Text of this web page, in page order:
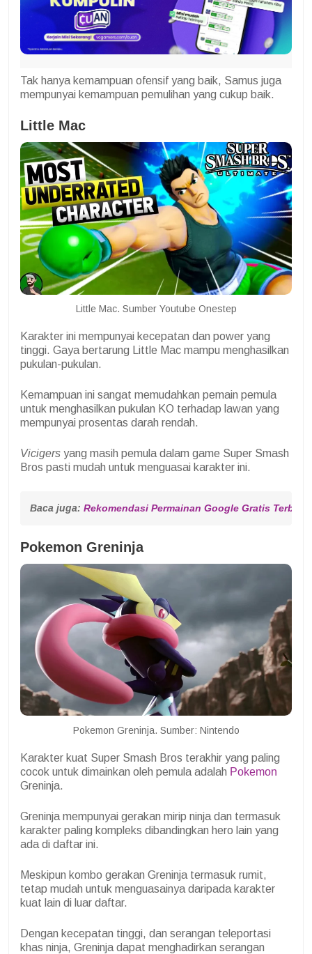
Tak hanya kemampuan ofensif yang baik, Samus juga
mempunyai kemampuan pemulihan yang cukup baik.
Little Mac
Little Mac. Sumber Youtube Onestep
Karakter ini mempunyai kecepatan dan power yang
tinggi. Gaya bertarung Little Mac mampu menghasilkan
pukulan-pukulan.
Kemampuan ini sangat memudahkan pemain pemula
untuk menghasilkan pukulan KO terhadap lawan yang
mempunyai prosentas darah rendah.
Vicigers yang masih pemula dalam game Super Smash
Bros pasti mudah untuk menguasai karakter ini.
Baca juga: Rekomendasi Permainan Google Gratis Terbaik
Pokemon Greninja
Pokemon Greninja. Sumber: Nintendo
Karakter kuat Super Smash Bros terakhir yang paling
cocok untuk dimainkan oleh pemula adalah Pokemon
Greninja.
Greninja mempunyai gerakan mirip ninja dan termasuk
karakter paling kompleks dibandingkan hero lain yang
ada di daftar ini.
Meskipun kombo gerakan Greninja termasuk rumit,
tetap mudah untuk menguasainya daripada karakter
kuat lain di luar daftar.
Dengan kecepatan tinggi, dan serangan teleportasi
khas ninja, Greninja dapat menghadirkan serangan